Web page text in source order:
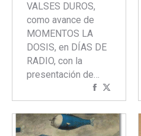
VALSES DUROS,
como avance de
MOMENTOS LA
DOSIS, en DÍAS DE
RADIO, con la
presentación de…
Compartir
con
Facebook
con
Twitter